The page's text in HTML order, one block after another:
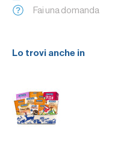
Fai una domanda
Lo trovi anche in